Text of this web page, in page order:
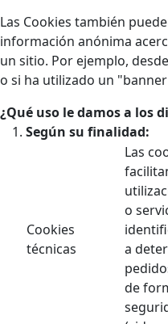
Las Cookies también
información anónima
un sitio. Por ejemplo,
o si ha utilizado un
¿Qué uso le damos a los
Según su finalidad:
Cookies
técnicas
Las
o
a
de